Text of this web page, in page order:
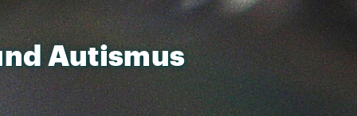
Autismus